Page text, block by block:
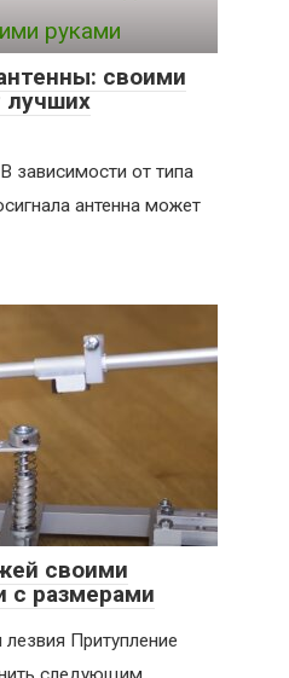
своими
лучших
зависимости от типа
антенна может
своими
с размерами
Притупление